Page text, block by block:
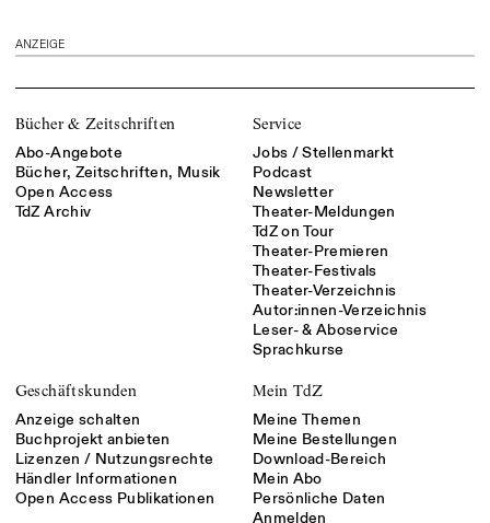
ANZEIGE
Bücher & Zeitschriften
Abo-Angebote
Bücher, Zeitschriften, Musik
Open Access
TdZ Archiv
Service
Jobs / Stellenmarkt
Podcast
Newsletter
Theater-Meldungen
TdZ on Tour
Theater-Premieren
Theater-Festivals
Theater-Verzeichnis
Autor:innen-Verzeichnis
Leser- & Aboservice
Sprachkurse
Geschäftskunden
Anzeige schalten
Buchprojekt anbieten
Lizenzen / Nutzungsrechte
Händler Informationen
Open Access Publikationen
Mein TdZ
Meine Themen
Meine Bestellungen
Download-Bereich
Mein Abo
Persönliche Daten
Anmelden